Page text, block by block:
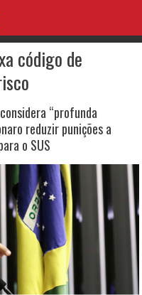
código de
“profunda
reduzir punições a
o SUS